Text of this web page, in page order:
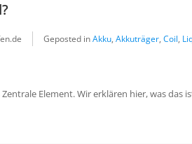
Geposted inAkku, Akkuträger, Coil,
Element. Wir erklären hier, was das